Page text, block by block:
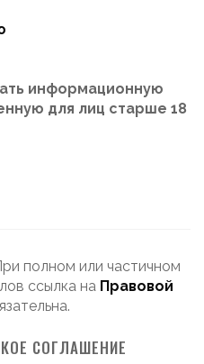
информационную
для лиц старше 18
полном или частичном
ссылка на Правовой
СОГЛАШЕНИЕ